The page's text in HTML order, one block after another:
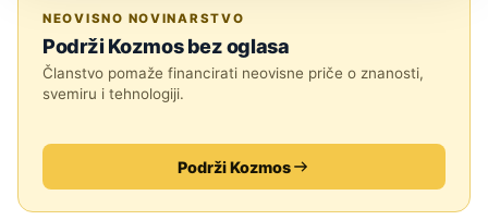
NEOVISNO NOVINARSTVO
Podrži Kozmos bez oglasa
Članstvo pomaže financirati neovisne priče o znanosti,
svemiru i tehnologiji.
Podrži Kozmos